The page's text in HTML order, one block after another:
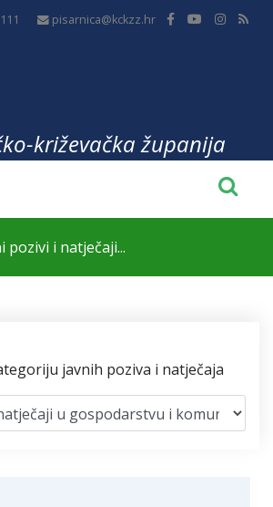
pisarnica@kckzz.hr
križevačka županija
pozivi i natječaji...
javnih poziva i natječaja